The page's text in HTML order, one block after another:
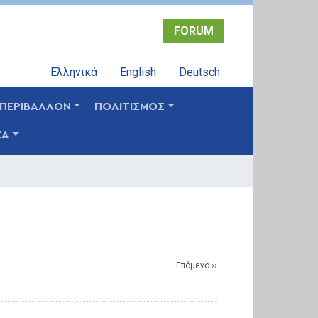
FORUM
Ελληνικά English Deutsch
ΠΕΡΙΒΑΛΛΟΝ ΠΟΛΙΤΙΣΜΟΣ
Επόμενο ››